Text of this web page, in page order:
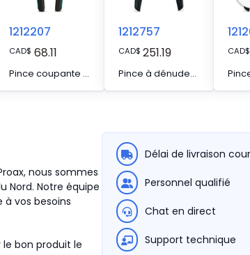
1212207
CAD$ 68.11
Pince coupante diagonale, pour fils durs (cordes à piano) et souples, conformes à la norme VDE 1 000 V AC/ 1 500 V DC
1212757
CAD$ 251.19
Pince à dénuder, pour câbles de capteurs et d'actionneurs exempts d'halogène (câbles SAC), avec isolation PUR et PVC, Ø de 3,2 mm à 4,4 mm, longueur à dénuder au choix
CAD$
nous sommes
Nord. Notre équipe
vos besoins
bon produit le
Délai de livraison
Personnel qualifié
Chat en direct
Support technique